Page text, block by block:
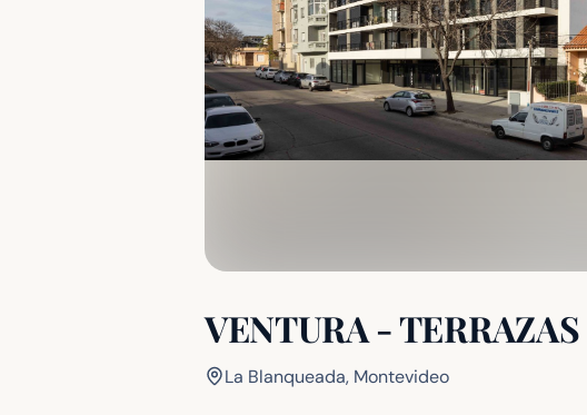
VENTURA - TERRAZAS
La Blanqueada, Montevideo